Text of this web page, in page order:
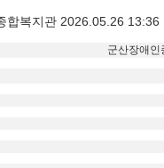
합복지관 2026.05.26 13:36
군산장애인